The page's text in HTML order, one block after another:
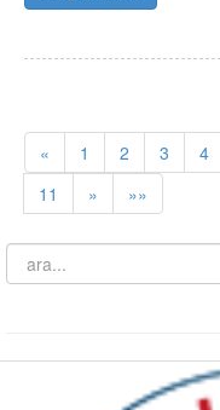
« 1 2 3 4
11
» »»